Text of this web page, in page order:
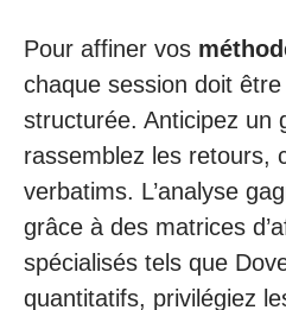
Pour affiner vos
chaque session doit
structurée. Anticipez un
rassemblez les retours,
verbatims. L’analyse
grâce à des matrices
spécialisés tels que
quantitatifs, privilégiez